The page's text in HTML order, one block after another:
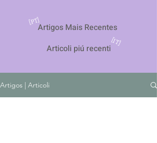
Artigos Mais Recentes
[PT]
Articoli piú recenti
[IT]
Artigos | Articoli